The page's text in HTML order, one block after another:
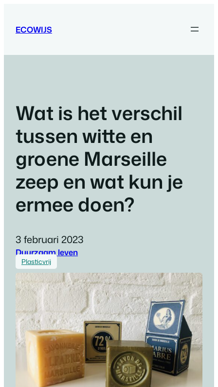
ECOWIJS
Wat is het verschil
tussen witte en
groene Marseille
zeep en wat kun je
ermee doen?
3 februari 2023
Duurzaam leven
Plasticvrij